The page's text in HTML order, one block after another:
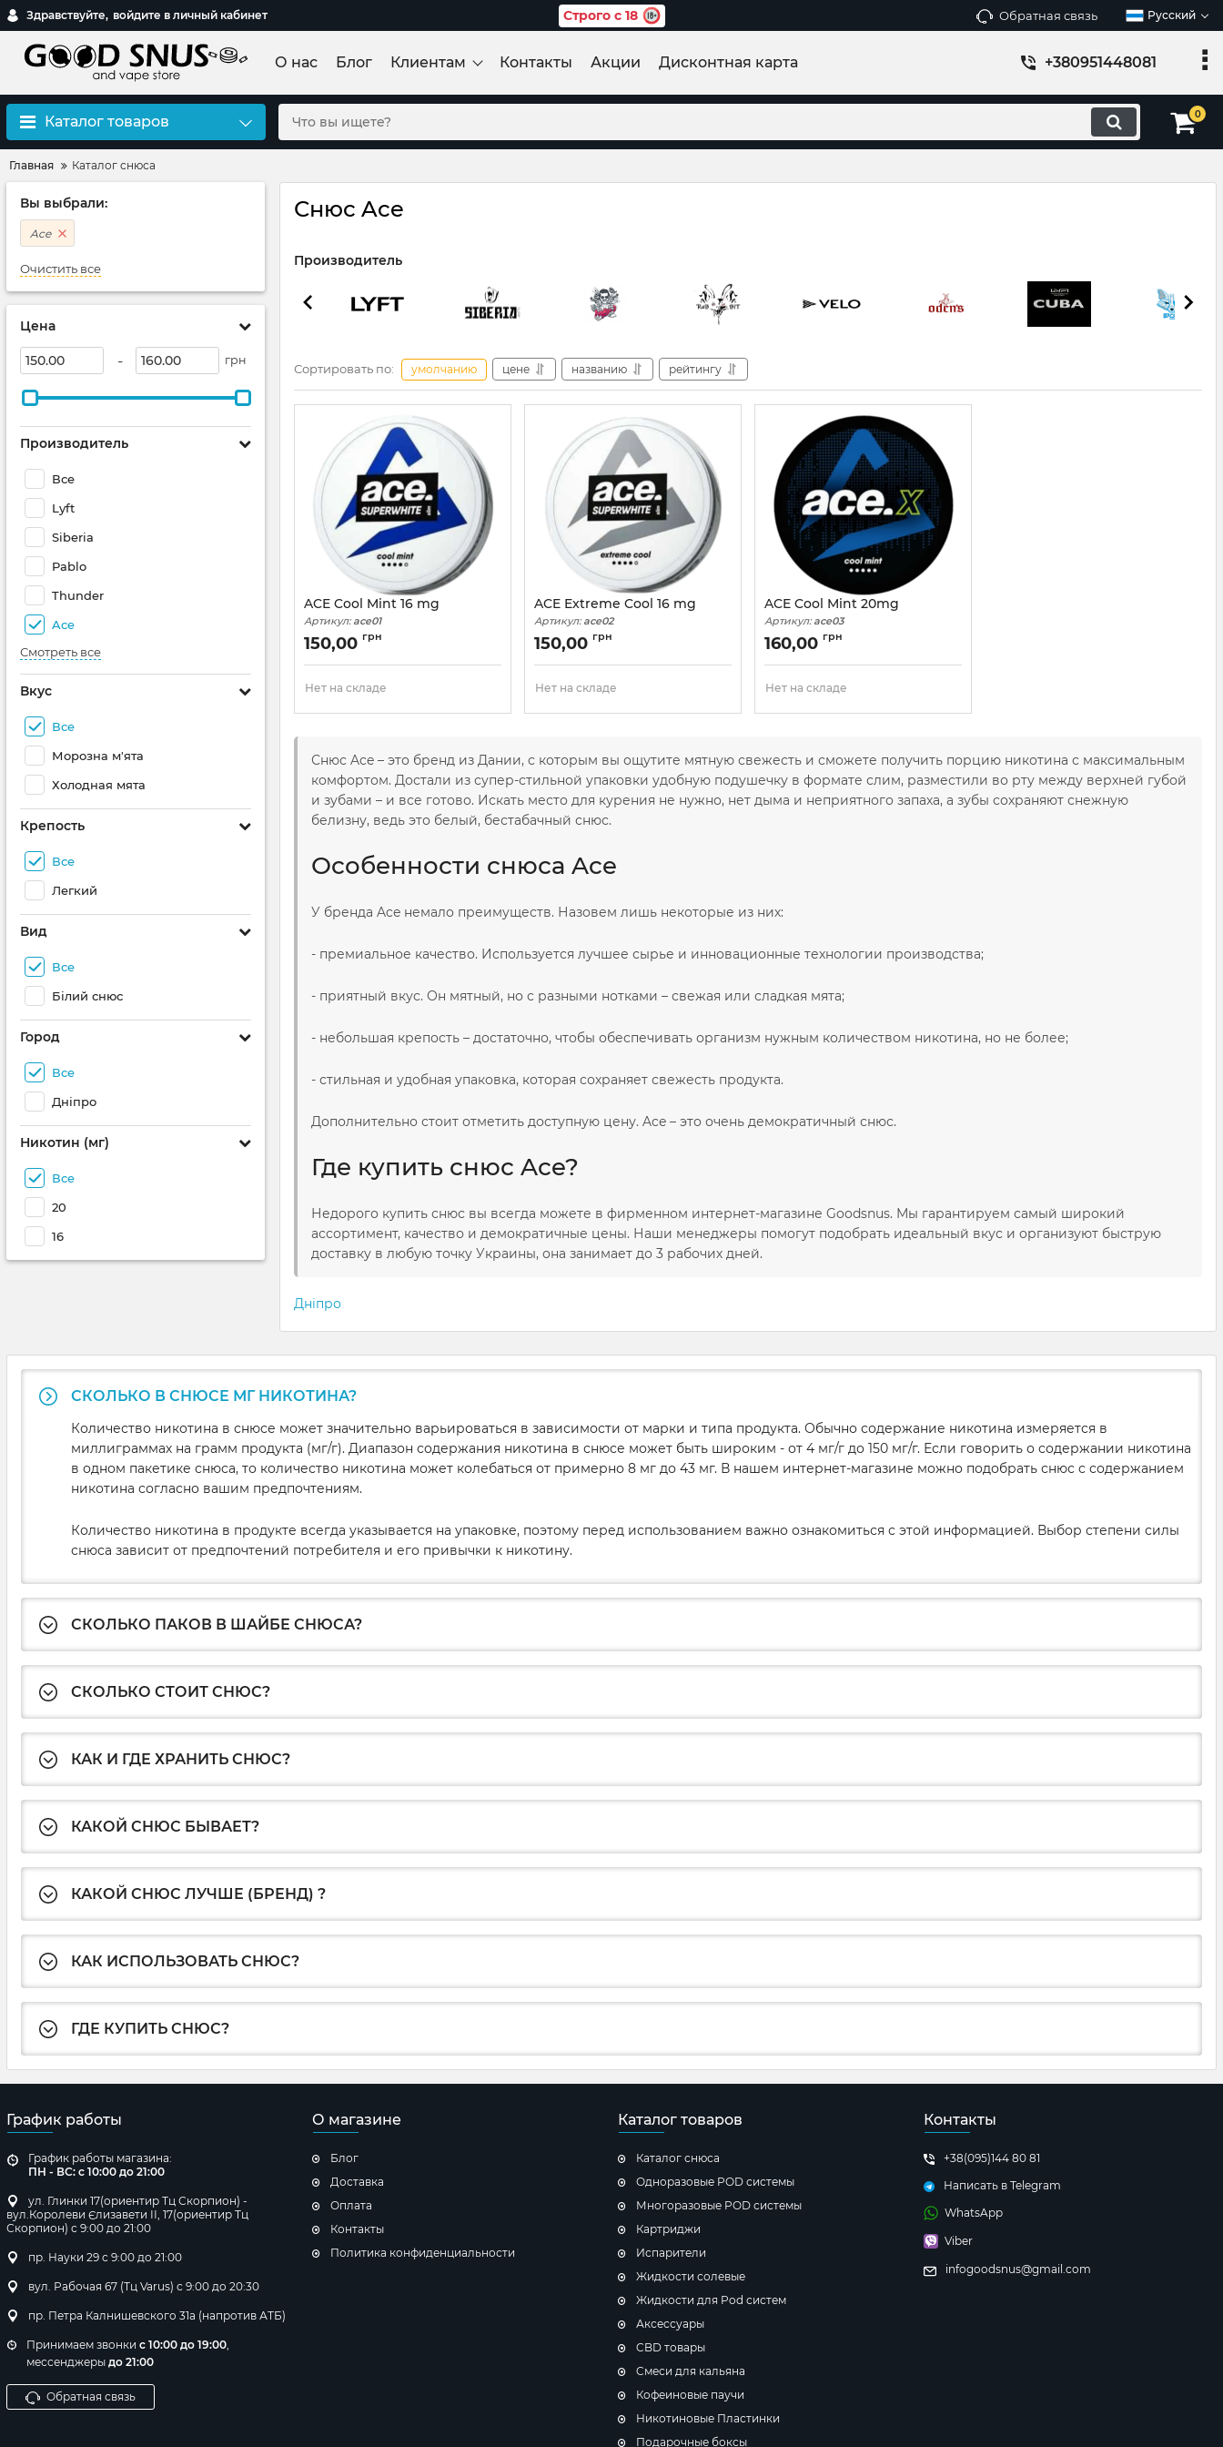
Здравствуйте, войдите в личный кабинет Строго с 18 Обратная связь Русский
О нас Блог Клиентам Контакты Акции Дисконтная карта +380951448081
Каталог товаров 0
Главная Каталог снюса
Вы выбрали:
Ace
Очистить все
Цена
- грн
Производитель
Все
Lyft
Siberia
Pablo
Thunder
Ace
Смотреть все
Вкус
Все
Морозна м'ята
Холодная мята
Крепость
Все
Легкий
Вид
Все
Білий снюс
Город
Все
Дніпро
Никотин (мг)
Все
20
16
Снюс Ace
Производитель
Сортировать по: умолчанию цене названию рейтингу
ACE Cool Mint 16 mg
Артикул:ace01
150,00 грн
Нет на складе
ACE Extreme Cool 16 mg
Артикул:ace02
150,00 грн
Нет на складе
ACE Cool Mint 20mg
Артикул:ace03
160,00 грн
Нет на складе
Снюс Ace – это бренд из Дании, с которым вы ощутите мятную свежесть и сможете получить порцию никотина с максимальным
комфортом. Достали из супер-стильной упаковки удобную подушечку в формате слим, разместили во рту между верхней губой
и зубами – и все готово. Искать место для курения не нужно, нет дыма и неприятного запаха, а зубы сохраняют снежную
белизну, ведь это белый, бестабачный снюс.
Особенности снюса Ace
У бренда Ace немало преимуществ. Назовем лишь некоторые из них:
- премиальное качество. Используется лучшее сырье и инновационные технологии производства;
- приятный вкус. Он мятный, но с разными нотками – свежая или сладкая мята;
- небольшая крепость – достаточно, чтобы обеспечивать организм нужным количеством никотина, но не более;
- стильная и удобная упаковка, которая сохраняет свежесть продукта.
Дополнительно стоит отметить доступную цену. Ace – это очень демократичный снюс.
Где купить снюс Ace?
Недорого купить снюс вы всегда можете в фирменном интернет-магазине Goodsnus. Мы гарантируем самый широкий
ассортимент, качество и демократичные цены. Наши менеджеры помогут подобрать идеальный вкус и организуют быструю
доставку в любую точку Украины, она занимает до 3 рабочих дней.
Дніпро
СКОЛЬКО В СНЮСЕ МГ НИКОТИНА?
Количество никотина в снюсе может значительно варьироваться в зависимости от марки и типа продукта. Обычно содержание никотина измеряется в
миллиграммах на грамм продукта (мг/г). Диапазон содержания никотина в снюсе может быть широким - от 4 мг/г до 150 мг/г. Если говорить о содержании никотина
в одном пакетике снюса, то количество никотина может колебаться от примерно 8 мг до 43 мг. В нашем интернет-магазине можно подобрать снюс с содержанием
никотина согласно вашим предпочтениям.
Количество никотина в продукте всегда указывается на упаковке, поэтому перед использованием важно ознакомиться с этой информацией. Выбор степени силы
снюса зависит от предпочтений потребителя и его привычки к никотину.
СКОЛЬКО ПАКОВ В ШАЙБЕ СНЮСА?
СКОЛЬКО СТОИТ СНЮС?
КАК И ГДЕ ХРАНИТЬ СНЮС?
КАКОЙ СНЮС БЫВАЕТ?
КАКОЙ СНЮС ЛУЧШЕ (БРЕНД) ?
КАК ИСПОЛЬЗОВАТЬ СНЮС?
ГДЕ КУПИТЬ СНЮС?
График работы
График работы магазина:
ПН - ВС: с 10:00 до 21:00
ул. Глинки 17(ориентир Тц Скорпион) -
вул.Королеви Єлизавети ІІ, 17(ориентир Тц
Скорпион) с 9:00 до 21:00
пр. Науки 29 с 9:00 до 21:00
вул. Рабочая 67 (Тц Varus) с 9:00 до 20:30
пр. Петра Калнишевского 31а (напротив АТБ)
Принимаем звонки с 10:00 до 19:00,
мессенджеры до 21:00
Обратная связь
О магазине
Блог
Доставка
Оплата
Контакты
Политика конфиденциальности
Каталог товаров
Каталог снюса
Одноразовые POD системы
Многоразовые POD системы
Картриджи
Испарители
Жидкости солевые
Жидкости для Pod систем
Аксессуары
CBD товары
Cмеси для кальяна
Кофеиновые паучи
Никотиновые Пластинки
Подарочные боксы
Контакты
+38(095)144 80 81
Написать в Telegram
WhatsApp
Viber
infogoodsnus@gmail.com